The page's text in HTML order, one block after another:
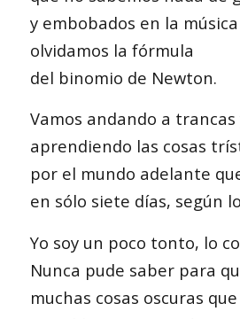
y embobados en la
olvidamos la fórmula
del binomio de Newton.
Vamos andando a
aprendiendo las cosas
por el mundo adelante
en sólo siete días, según
Yo soy un poco tonto, lo
Nunca pude saber para
muchas cosas oscuras